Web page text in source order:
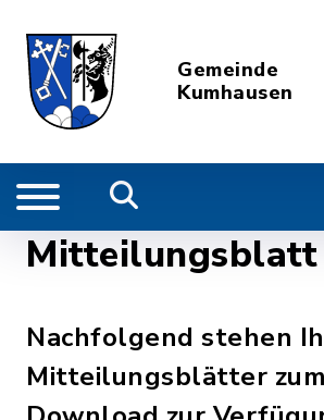
Gemeinde
Kumhausen
Mitteilungsblatt
Nachfolgend stehen
Mitteilungsblätter zum